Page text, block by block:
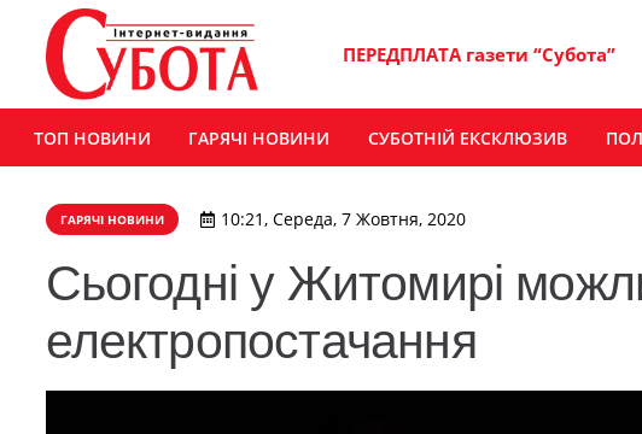
ПЕРЕДПЛАТА газети “Субота”
ТОП НОВИНИ ГАРЯЧІ НОВИНИ СУБОТНІЙ ЕКСКЛЮЗИВ
ГАРЯЧІ НОВИНИ 10:21, Середа, 7 Жовтня, 2020
Сьогодні у Житомирі
електропостачання